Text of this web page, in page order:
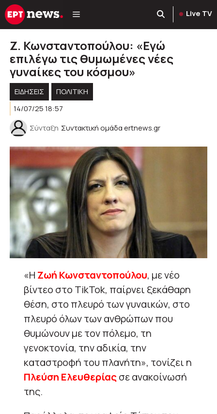
Μετάβαση
σε
Live TV
Ζ. Κωνσταντοπούλου: «Εγώ
επιλέγω τις θυμωμένες νέες
γυναίκες του κόσμου»
ΕΙΔΗΣΕΙΣ
ΠΟΛΙΤΙΚΉ
14/07/25 18:57
Σύνταξη Συντακτική ομάδα ertnews.gr
«Η Ζωή Κωνσταντοπούλου, με νέο
βίντεο στο TikTok, παίρνει ξεκάθαρη
θέση, στο πλευρό των γυναικών, στο
πλευρό όλων των ανθρώπων που
θυμώνουν με τον πόλεμο, τη
γενοκτονία, την αδικία, την
καταστροφή του πλανήτη», τονίζει η
Πλεύση Ελευθερίαςσε ανακοίνωσή
της.